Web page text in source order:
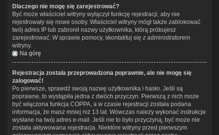
Dlaczego nie mogę się zarejestrować?
Być może właściciel witryny wyłączył funkcję rejestracji, aby nie
rejestrowały się nowe osoby. Właściciel witryny mógł także zablokować
twój adres IP lub zabronił nazwy użytkownika, którą próbujesz
zarejestrować. W sprawie pomocy, skontaktuj się z administratorem
witryny.
Na górę
Rejestracja została przeprowadzona poprawnie, ale nie mogę się
zalogować!
Po pierwsze, sprawdź swoją nazwę użytkownika i hasło. Jeśli są
poprawne, to wystąpiła jedna z dwóch przyczyn. Pierwszą z nich może
być włączona funkcja COPPA, a w czasie rejestracji została podana
informacja, że masz mniej niż 13 lat. Wówczas należy wykonać instrukcje
wysłane na twój adres e-mail. Jeśli nie to było przyczyną, być może nie
została aktywowana rejestracja. Niektóre witryny przed pierwszym